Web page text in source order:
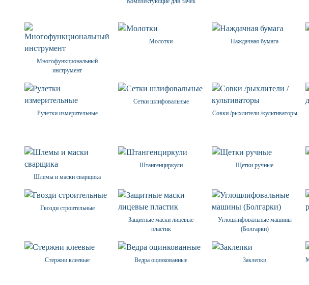
Многофункциональный
инструмент
Молотки Наждачная бумага
Рулетки измерительные
Сетки шлифовальные
Совки /рыхлители /культиваторы
Шлемы и маски сварщика
Штангенциркули Щетки ручные
Гвозди строительные
Защитные маски лицевые
пластик
Углошлифовальные машины
(Болгарки)
Стержни клеевые Ведра оцинкованные
Заклепки